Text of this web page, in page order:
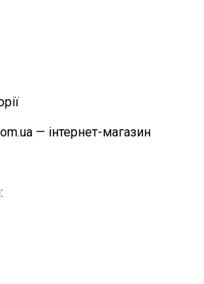
— інтернет-магазин